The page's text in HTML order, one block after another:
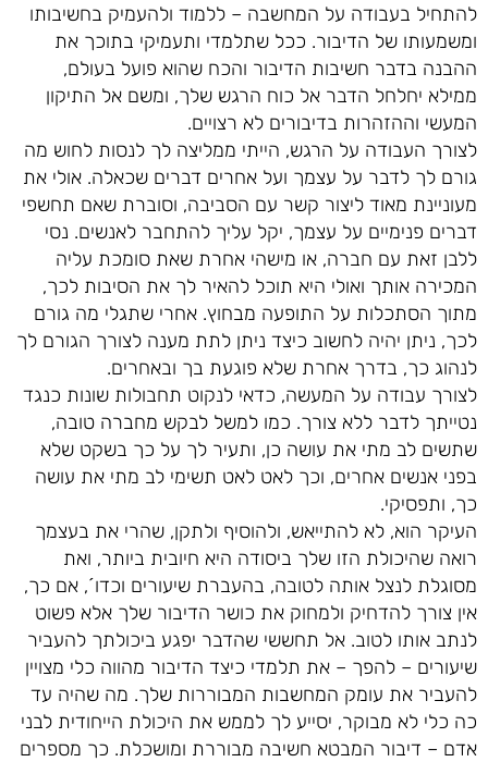
להתחיל בעבודה על המחשבה – ללמוד ולהעמיק בחשיבותו
ומשמעותו של הדיבור. ככל שתלמדי ותעמיקי בתוכך את
ההבנה בדבר חשיבות הדיבור והכח שהוא פועל בעולם,
ממילא יחלחל הדבר אל כוח הרגש שלך, ומשם אל התיקון
המעשי וההזהרות בדיבורים לא רצויים.
לצורך העבודה על הרגש, הייתי ממליצה לך לנסות לחוש מה
גורם לך לדבר על עצמך ועל אחרים דברים שכאלה. אולי את
מעוניינת מאוד ליצור קשר עם הסביבה, וסוברת שאם תחשפי
דברים פנימיים על עצמך, יקל עליך להתחבר לאנשים. נסי
ללבן זאת עם חברה, או מישהי אחרת שאת סומכת עליה
המכירה אותך ואולי היא תוכל להאיר לך את הסיבות לכך,
מתוך הסתכלות על התופעה מבחוץ. אחרי שתגלי מה גורם
לכך, ניתן יהיה לחשוב כיצד ניתן לתת מענה לצורך הגורם לך
לנהוג כך, בדרך אחרת שלא פוגעת בך ובאחרים.
לצורך עבודה על המעשה, כדאי לנקוט תחבולות שונות כנגד
נטייתך לדבר ללא צורך. כמו למשל לבקש מחברה טובה,
שתשים לב מתי את עושה כן, ותעיר לך על כך בשקט שלא
בפני אנשים אחרים, וכך לאט לאט תשימי לב מתי את עושה
כך, ותפסיקי.
העיקר הוא, לא להתייאש, ולהוסיף ולתקן, שהרי את בעצמך
רואה שהיכולת הזו שלך ביסודה היא חיובית ביותר, ואת
מסוגלת לנצל אותה לטובה, בהעברת שיעורים וכדו´, אם כך,
אין צורך להדחיק ולמחוק את כושר הדיבור שלך אלא פשוט
לנתב אותו לטוב. אל תחששי שהדבר יפגע ביכולתך להעביר
שיעורים – להפך – את תלמדי כיצד הדיבור מהווה כלי מצויין
להעביר את עומק המחשבות המבוררות שלך. מה שהיה עד
כה כלי לא מבוקר, יסייע לך לממש את היכולת הייחודית לבני
אדם – דיבור המבטא חשיבה מבוררת ומושכלת. כך מספרים